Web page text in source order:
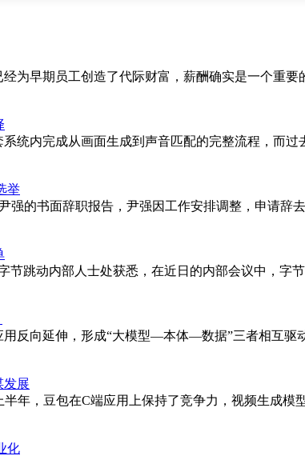
为早期员工创造了代际财富，薪酬确实是一个重
统内完成从画面生成到声音匹配的完整流程，而过
举
强的书面辞职报告，尹强因工作安排调整，申请辞
节跳动内部人士处获悉，在近日的内部会议中，
反向延伸，形成“大模型—本体—数据”三者相互
发展
年，豆包在C端应用上保持了竞争力，视频生成模
化